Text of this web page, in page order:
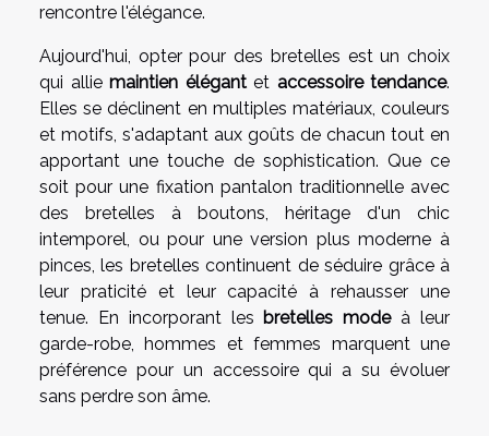
rencontre l'élégance.
Aujourd'hui, opter pour des bretelles est un choix
qui allie maintien élégantet accessoire tendance.
Elles se déclinent en multiples matériaux, couleurs
et motifs, s'adaptant aux goûts de chacun tout en
apportant une touche de sophistication. Que ce
soit pour une fixation pantalon traditionnelle avec
des bretelles à boutons, héritage d'un chic
intemporel, ou pour une version plus moderne à
pinces, les bretelles continuent de séduire grâce à
leur praticité et leur capacité à rehausser une
tenue. En incorporant les bretelles modeà leur
garde-robe, hommes et femmes marquent une
préférence pour un accessoire qui a su évoluer
sans perdre son âme.